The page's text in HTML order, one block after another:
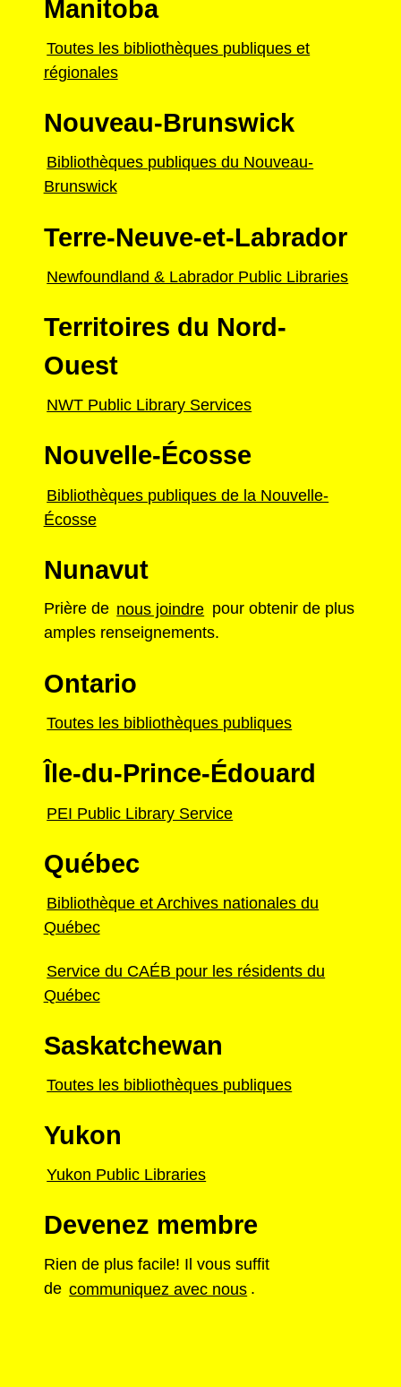
Manitoba
Toutes les bibliothèques publiques et
régionales
Nouveau-Brunswick
Bibliothèques publiques du Nouveau-
Brunswick
Terre-Neuve-et-Labrador
Newfoundland & Labrador Public Libraries
Territoires du Nord-
Ouest
NWT Public Library Services
Nouvelle-Écosse
Bibliothèques publiques de la Nouvelle-
Écosse
Nunavut
Prière de nous joindre pour obtenir de plus
amples renseignements.
Ontario
Toutes les bibliothèques publiques
Île-du-Prince-Édouard
PEI Public Library Service
Québec
Bibliothèque et Archives nationales du
Québec
Service du CAÉB pour les résidents du
Québec
Saskatchewan
Toutes les bibliothèques publiques
Yukon
Yukon Public Libraries
Devenez membre
Rien de plus facile! Il vous suffit
de communiquez avec nous .